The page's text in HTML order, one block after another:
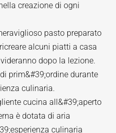
creazione di ogni
pasto preparato
alcuni piatti a casa
dopo la lezione.
prim&#39;ordine durante
culinaria.
cucina all&#39;aperto
è dotata di aria
culinaria